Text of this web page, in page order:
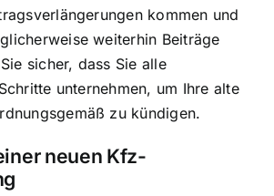
kommen und
weiterhin Beiträge
sicher, dass Sie alle
unternehmen, um Ihre alte
zu kündigen.
neuen Kfz-